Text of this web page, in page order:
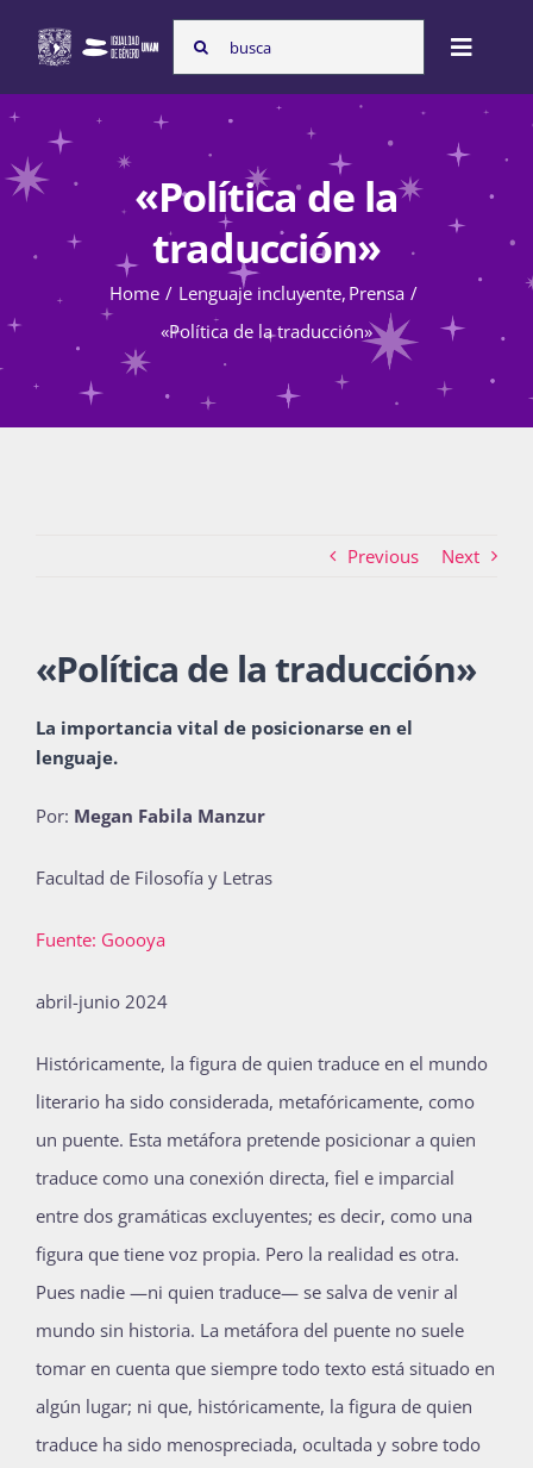
content
Search
for:
Toggle
Nosotras
Programas
Atención de la violencia de género
La Boletina
Blog
Publicaciones
Bienvenida generación 2027-1
«Política de la
traducción»
Home Lenguaje incluyente Prensa
«Política de la traducción»
Previous Next
«Política de la traducción»
La importancia vital de posicionarse en el
lenguaje.
Por: Megan Fabila Manzur
Facultad de Filosofía y Letras
Fuente: Goooya
abril-junio 2024
Históricamente, la figura de quien traduce en el mundo
literario ha sido considerada, metafóricamente, como
un puente. Esta metáfora pretende posicionar a quien
traduce como una conexión directa, fiel e imparcial
entre dos gramáticas excluyentes; es decir, como una
figura que tiene voz propia. Pero la realidad es otra.
Pues nadie —ni quien traduce— se salva de venir al
mundo sin historia. La metáfora del puente no suele
tomar en cuenta que siempre todo texto está situado en
algún lugar; ni que, históricamente, la figura de quien
traduce ha sido menospreciada, ocultada y sobre todo